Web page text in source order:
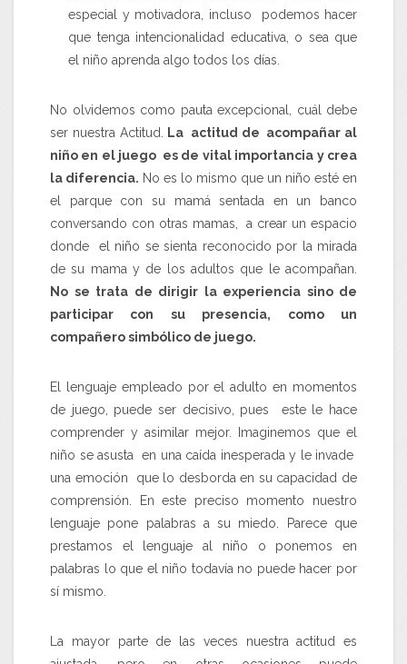
especial y motivadora, incluso podemos hacer
que tenga intencionalidad educativa, o sea que
el niño aprenda algo todos los días.
No olvidemos como pauta excepcional, cuál debe
ser nuestra Actitud.
La actitud de acompañar al
niño en el juego es de vital importancia y crea
la diferencia. No es lo mismo que un niño esté en
el parque con su mamá sentada en un banco
conversando con otras mamas, a crear un espacio
donde el niño se sienta reconocido por la mirada
de su mama y de los adultos que le acompañan
No se trata de dirigir la experiencia sino de
participar con su presencia, como un
compañero simbólico de juego.
El lenguaje empleado por el adulto en momentos
de juego, puede ser decisivo, pues este le hace
comprender y asimilar mejor. Imaginemos que el
niño se asusta en una caída inesperada y le invade
una emoción que lo desborda en su capacidad de
comprensión. En este preciso momento nuestro
lenguaje pone palabras a su miedo. Parece que
prestamos el lenguaje al niño o ponemos en
palabras lo que el niño todavía no puede hacer por
sí mismo.
La mayor parte de las veces nuestra actitud es